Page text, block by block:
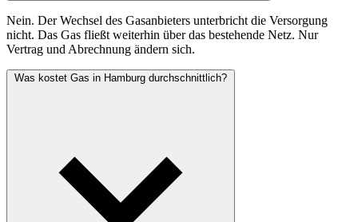
Nein. Der Wechsel des Gasanbieters unterbricht die Versorgung
nicht. Das Gas fließt weiterhin über das bestehende Netz. Nur
Vertrag und Abrechnung ändern sich.
Was kostet Gas in Hamburg durchschnittlich?